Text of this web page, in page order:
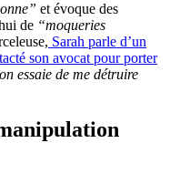
et évoque des
de “moqueries
Sarah parle d’un
son avocat pour porter
essaie de me détruire